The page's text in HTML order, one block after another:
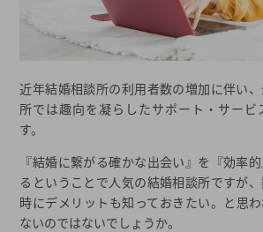
近年結婚相談所の利用者数の増加に伴い
所では趣向を凝らしたサポート・サービ
す。
『結婚に繋がる確かな出会い』を『効率
るということで人気の結婚相談所ですが
時にデメリットも知っておきたい。と思
ないのではないでしょうか。